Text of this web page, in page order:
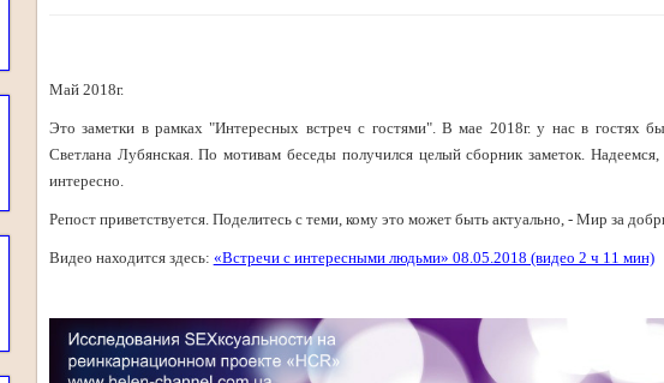
Май 2018г.
Это заметки в рамках "Интересных встреч с гостями". В мае 2018г. у нас в гостях
Светлана Лубянская. По мотивам беседы получился целый сборник заметок. Надеемся,
интересно.
Репост приветствуется. Поделитесь с теми, кому это может быть актуально, - Мир за
Видео находится здесь: «Встречи с интересными людьми» 08.05.2018 (видео 2 ч 11 мин)